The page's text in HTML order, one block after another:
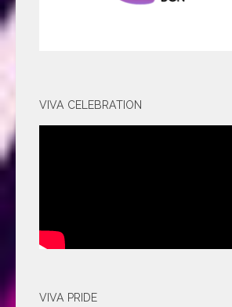
VIVA CELEBRATION
VIVA PRIDE